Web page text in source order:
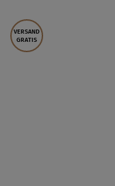
VERSAND
GRATIS